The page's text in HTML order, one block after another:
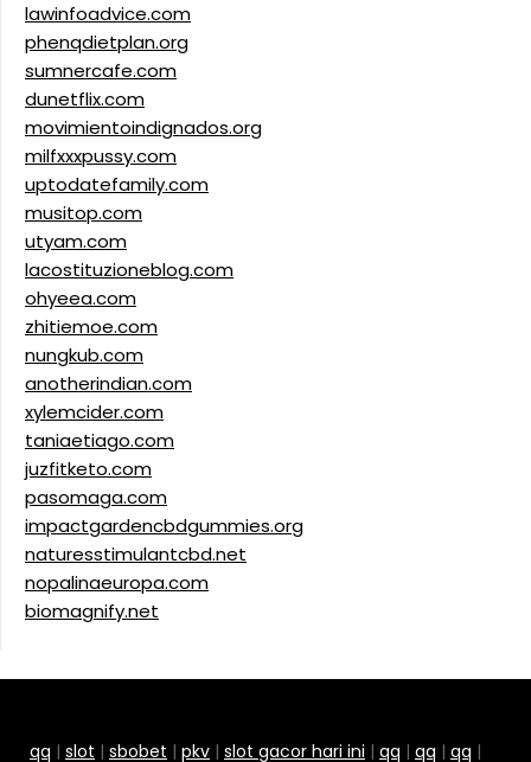
lawinfoadvice.com
phenqdietplan.org
sumnercafe.com
dunetflix.com
movimientoindignados.org
milfxxxpussy.com
uptodatefamily.com
musitop.com
utyam.com
lacostituzioneblog.com
ohyeea.com
zhitiemoe.com
nungkub.com
anotherindian.com
xylemcider.com
taniaetiago.com
juzfitketo.com
pasomaga.com
impactgardencbdgummies.org
naturesstimulantcbd.net
nopalinaeuropa.com
biomagnify.net
qq | slot | sbobet | pkv | slot gacor hari ini | qq | qq | qq |